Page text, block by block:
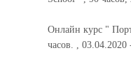
Онлайн курс "
часов. , 03.04.2020